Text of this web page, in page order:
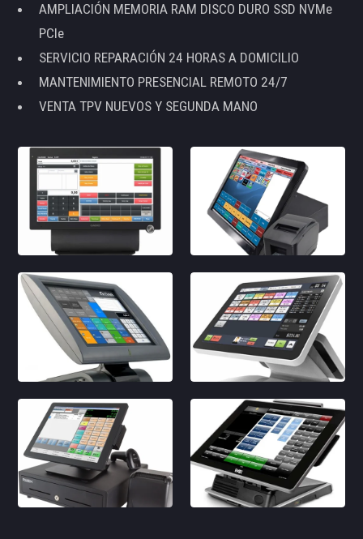
AMPLIACIÓN MEMORIA RAM DISCO DURO SSD NVMe
PCIe
SERVICIO REPARACIÓN 24 HORAS A DOMICILIO
MANTENIMIENTO PRESENCIAL REMOTO 24/7
VENTA TPV NUEVOS Y SEGUNDA MANO